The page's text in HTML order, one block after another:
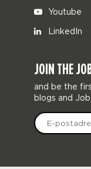
Youtube
LinkedIn
JOIN THE
and be the
blogs and